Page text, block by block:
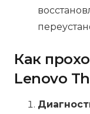
Как
Lenovo